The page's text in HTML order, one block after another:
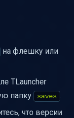
на флешку или
TLauncher
папку
saves .
что версии